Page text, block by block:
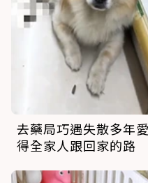
去藥局巧遇失散多年
得全家人跟回家的路